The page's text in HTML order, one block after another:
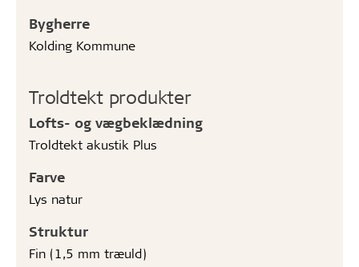
Bygherre
Kolding Kommune
Troldtekt produkter
Lofts- og vægbeklædning
Troldtekt akustik Plus
Farve
Lys natur
Struktur
Fin (1,5 mm træuld)